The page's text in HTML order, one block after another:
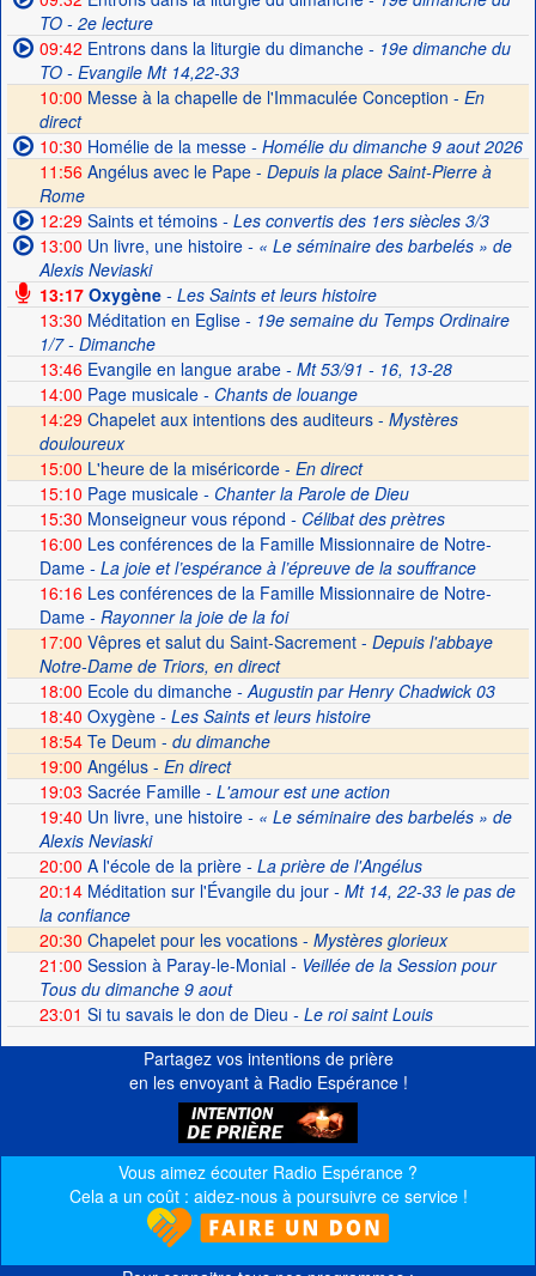
TO - 2e lecture
09:42 Entrons dans la liturgie du dimanche- 19e dimanche du
TO - Evangile Mt 14,22-33
10:00 Messe à la chapelle de l'Immaculée Conception - En
direct
10:30 Homélie de la messe- Homélie du dimanche 9 aout 2026
11:56 Angélus avec le Pape - Depuis la place Saint-Pierre à
Rome
12:29Saints et témoins- Les convertis des 1ers siècles 3/3
13:00 Un livre, une histoire- « Le séminaire des barbelés » de
Alexis Neviaski
13:17Oxygène- Les Saints et leurs histoire
13:30 Méditation en Eglise- 19e semaine du Temps Ordinaire
1/7 - Dimanche
13:46Evangile en langue arabe- Mt 53/91 - 16, 13-28
14:00 Page musicale- Chants de louange
14:29 Chapelet aux intentions des auditeurs - Mystères
douloureux
15:00 L'heure de la miséricorde - En direct
15:10 Page musicale- Chanter la Parole de Dieu
15:30 Monseigneur vous répond - Célibat des prètres
16:00 Les conférences de la Famille Missionnaire de Notre-
Dame- La joie et l’espérance à l’épreuve de la souffrance
16:16Les conférences de la Famille Missionnaire de Notre-
Dame- Rayonner la joie de la foi
17:00 Vêpres et salut du Saint-Sacrement - Depuis l'abbaye
Notre-Dame de Triors, en direct
18:00 Ecole du dimanche- Augustin par Henry Chadwick 03
18:40 Oxygène- Les Saints et leurs histoire
18:54Te Deum - du dimanche
19:00 Angélus - En direct
19:03 Sacrée Famille- L'amour est une action
19:40 Un livre, une histoire- « Le séminaire des barbelés » de
Alexis Neviaski
20:00 A l'école de la prière- La prière de l'Angélus
20:14Méditation sur l'Évangile du jour- Mt 14, 22-33 le pas de
la confiance
20:30 Chapelet pour les vocations - Mystères glorieux
21:00 Session à Paray-le-Monial- Veillée de la Session pour
Tous du dimanche 9 aout
23:01 Si tu savais le don de Dieu - Le roi saint Louis
Partagez vos intentions de prière
en les envoyant à Radio Espérance !
Vous aimez écouter Radio Espérance ?
Cela a un coût : aidez-nous à poursuivre ce service !